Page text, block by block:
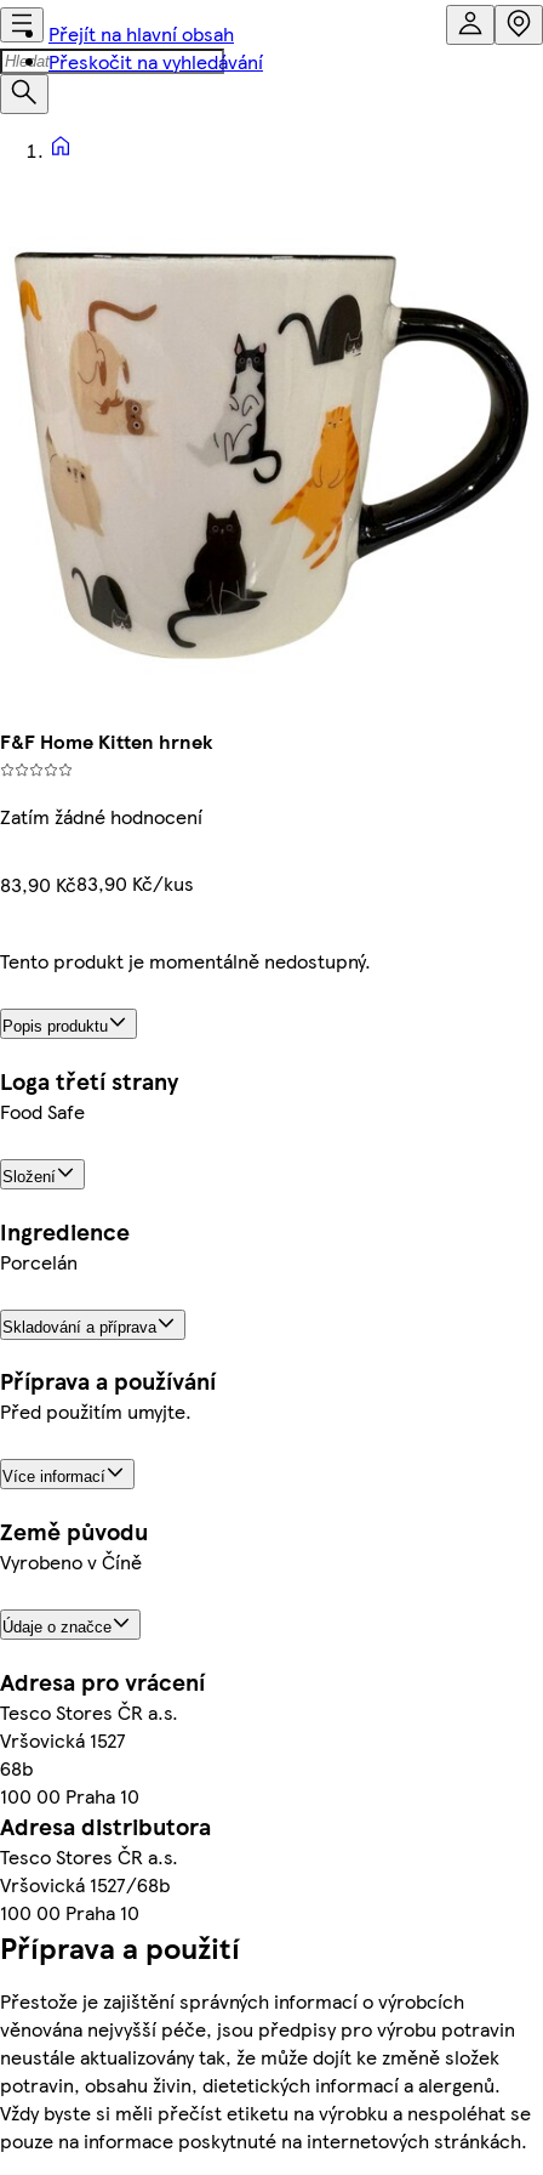
Přejít na hlavní obsah
Přeskočit na vyhledávání
F&F Home Kitten hrnek
Zatím žádné hodnocení
83,90 Kč83,90 Kč/kus
Tento produkt je momentálně nedostupný.
Popis produktu
Loga třetí strany
Food Safe
Složení
Ingredience
Porcelán
Skladování a příprava
Příprava a používání
Před použitím umyjte.
Více informací
Země původu
Vyrobeno v Číně
Údaje o značce
Adresa pro vrácení
Tesco Stores ČR a.s.
Vršovická 1527
68b
100 00 Praha 10
Adresa distributora
Tesco Stores ČR a.s.
Vršovická 1527/68b
100 00 Praha 10
Příprava a použití
Přestože je zajištění správných informací o výrobcích
věnována nejvyšší péče, jsou předpisy pro výrobu potravin
neustále aktualizovány tak, že může dojít ke změně složek
potravin, obsahu živin, dietetických informací a alergenů.
Vždy byste si měli přečíst etiketu na výrobku a nespoléhat se
pouze na informace poskytnuté na internetových stránkách.